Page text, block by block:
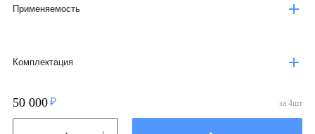
Применяемость
Комплектация
50 000 за 4шт